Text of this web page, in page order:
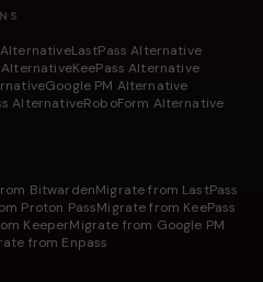
LastPass Alternative
AlternativeKeePass Alternative
Google PM Alternative
AlternativeRoboForm Alternative
BitwardenMigrate from LastPass
Proton PassMigrate from KeePass
KeeperMigrate from Google PM
from Enpass